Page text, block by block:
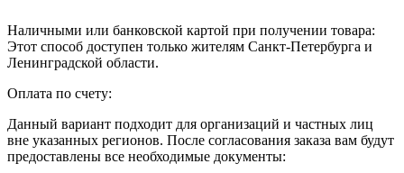
Наличными или банковской картой при получении товара:
Этот способ доступен только жителям Санкт-Петербурга и
Ленинградской области.
Оплата по счету:
Данный вариант подходит для организаций и частных лиц
вне указанных регионов. После согласования заказа вам будут
предоставлены все необходимые документы: